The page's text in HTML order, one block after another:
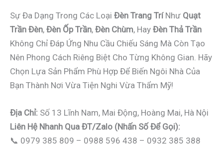
Sự Đa Dạng Trong Các Loại Đèn Trang TríNhư Quạt
Trần Đèn, Đèn Ốp Trần, Đèn Chùm, Hay Đèn Thả Trần
Không Chỉ Đáp Ứng Nhu Cầu Chiếu Sáng Mà Còn Tạo
Nên Phong Cách Riêng Biệt Cho Từng Không Gian. Hãy
Chọn Lựa Sản Phẩm Phù Hợp Để Biến Ngôi Nhà Của
Bạn Thành Nơi Vừa Tiện Nghi Vừa Thẩm Mỹ!
Địa Chỉ: Số 13 Lĩnh Nam, Mai Động, Hoàng Mai, Hà Nội
Liên Hệ Nhanh Qua ĐT/Zalo (nhấn Số Để Gọi):
📞 0979 385 809 – 0988 596 438 – 0932 385 388